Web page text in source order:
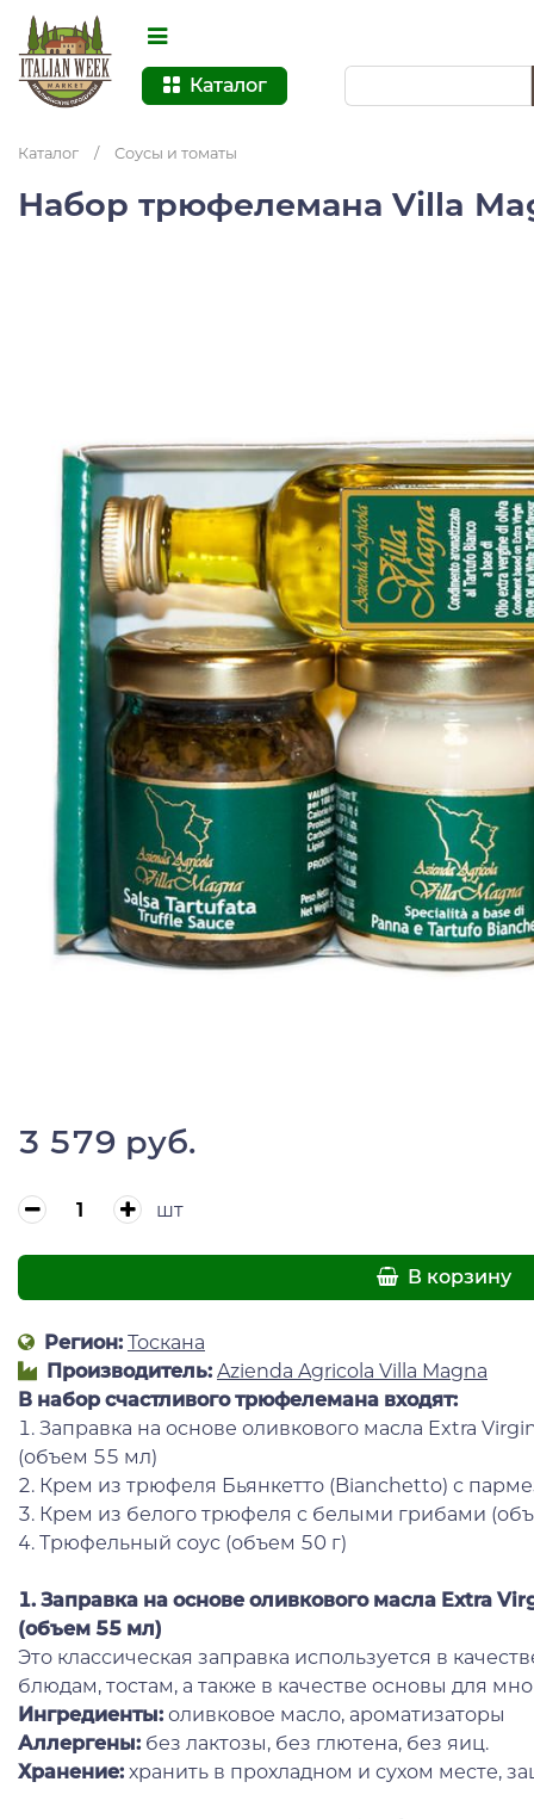
Каталог
Каталог / Соусы и томаты
Набор трюфелемана Villa
3 579 руб.
шт
В корзину
Регион: Тоскана
Производитель: Azienda Agricola Villa Magna
В набор счастливого трюфелемана входят:
1. Заправка на основе оливкового масла Extra
(объем 55 мл)
2. Крем из трюфеля Бьянкетто (Bianchetto) с
3. Крем из белого трюфеля с белыми грибами
4. Трюфельный соус (объем 50 г)
1. Заправка на основе оливкового масла Extra
(объем 55 мл)
Это классическая заправка используется в
блюдам, тостам, а также в качестве основы для
Ингредиенты: оливковое масло, ароматизаторы
Аллергены: без лактозы, без глютена, без яиц.
Хранение: хранить в прохладном и сухом месте,